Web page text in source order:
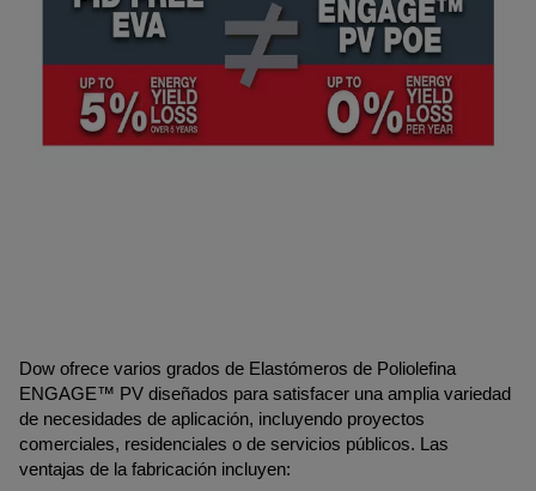
Dow ofrece varios grados de Elastómeros de Poliolefina
ENGAGE™ PV diseñados para satisfacer una amplia variedad
de necesidades de aplicación, incluyendo proyectos
comerciales, residenciales o de servicios públicos. Las
ventajas de la fabricación incluyen: